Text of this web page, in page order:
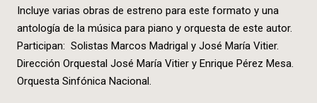
Incluye varias obras de estreno para este formato y una
antología de la música para piano y orquesta de este autor.
Participan: Solistas Marcos Madrigal y José María Vitier.
Dirección Orquestal José María Vitier y Enrique Pérez Mesa.
Orquesta Sinfónica Nacional.